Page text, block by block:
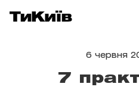
6 червня
7